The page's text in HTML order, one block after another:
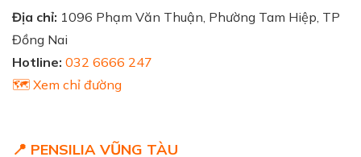
Địa chỉ: 1096 Phạm Văn Thuận, Phường Tam Hiệp, TP
Đồng Nai
Hotline: 032 6666 247
🗺️ Xem chỉ đường
📍 PENSILIA VŨNG TÀU